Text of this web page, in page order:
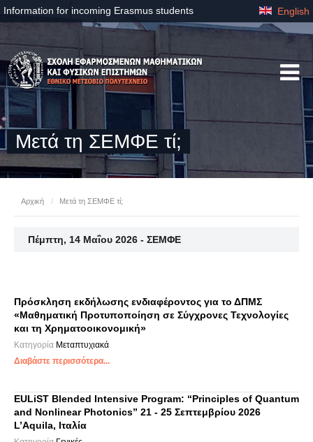
Information for incoming Erasmus students English
Μετά τη ΣΕΜΦΕ τί;
Αρχική / Μετά τη ΣΕΜΦΕ τί;
Πέμπτη, 14 Μαΐου 2026 - ΣΕΜΦΕ
Πρόσκληση εκδήλωσης ενδιαφέροντος για το ΔΠΜΣ
«Μαθηματική Προτυποποίηση σε Σύγχρονες Τεχνολογίες
και τη Χρηματοοικονομική»
Κατηγορία Μεταπτυχιακά
Διαβάστε περισσότερα...
EULiST Blended Intensive Program: “Principles of Quantum
and Nonlinear Photonics” 21 - 25 Σεπτεμβρίου 2026
L’Aquila, Ιταλία